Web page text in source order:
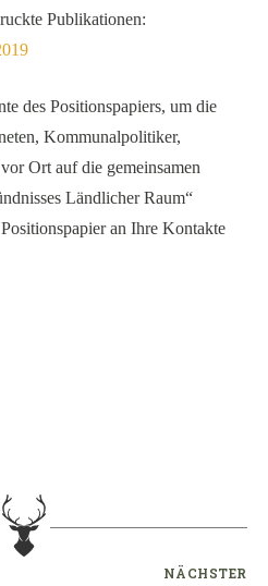
Publikationen:
des Positionspapiers, um die
Kommunalpolitiker,
Ort auf die gemeinsamen
Ländlicher Raum“
an Ihre Kontakte
NÄCHSTER